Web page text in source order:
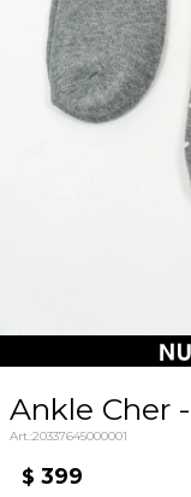
Ankle Cher
20337645000001
$ 399